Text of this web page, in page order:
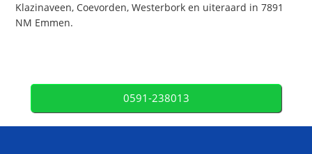
Klazinaveen, Coevorden, Westerbork en uiteraard in 7891
NM Emmen.
0591-238013